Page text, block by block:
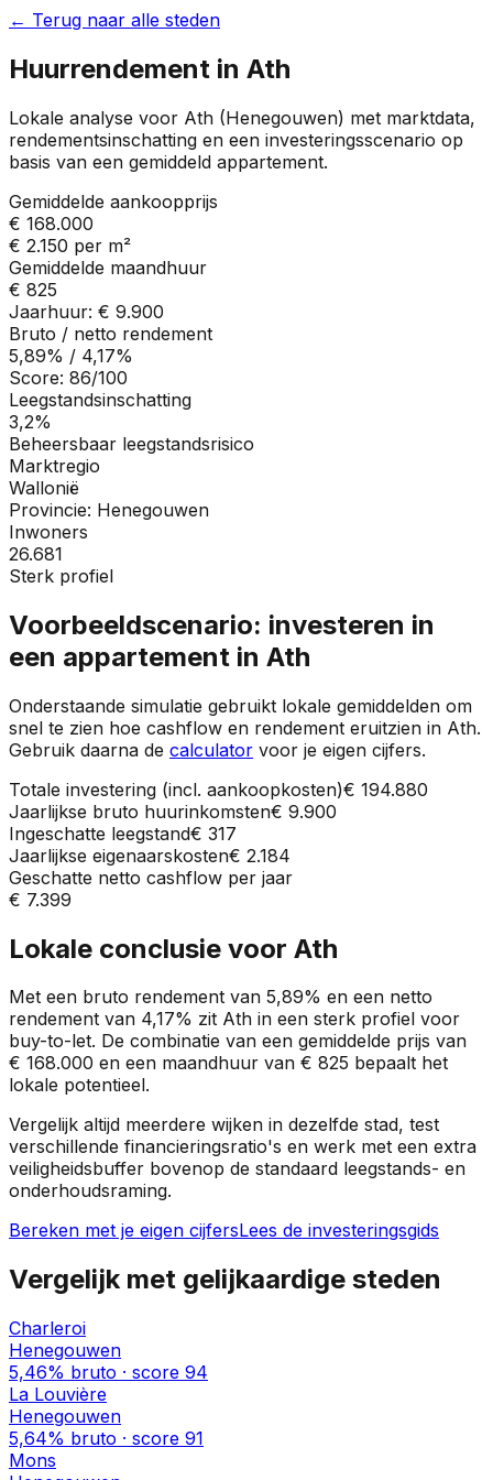
← Terug naar alle steden
Huurrendement in Ath
Lokale analyse voor Ath (Henegouwen) met marktdata,
rendementsinschatting en een investeringsscenario op
basis van een gemiddeld appartement.
Gemiddelde aankoopprijs
€ 168.000
€ 2.150 per m²
Gemiddelde maandhuur
€ 825
Jaarhuur: € 9.900
Bruto / netto rendement
5,89% / 4,17%
Score: 86/100
Leegstandsinschatting
3,2%
Beheersbaar leegstandsrisico
Marktregio
Wallonië
Provincie: Henegouwen
Inwoners
26.681
Sterk profiel
Voorbeeldscenario: investeren in
een appartement in Ath
Onderstaande simulatie gebruikt lokale gemiddelden om
snel te zien hoe cashflow en rendement eruitzien in Ath.
Gebruik daarna de calculator voor je eigen cijfers.
Totale investering (incl. aankoopkosten)€ 194.880
Jaarlijkse bruto huurinkomsten€ 9.900
Ingeschatte leegstand€ 317
Jaarlijkse eigenaarskosten€ 2.184
Geschatte netto cashflow per jaar
€ 7.399
Lokale conclusie voor Ath
Met een bruto rendement van 5,89% en een netto
rendement van 4,17% zit Ath in een sterk profiel voor
buy-to-let. De combinatie van een gemiddelde prijs van
€ 168.000 en een maandhuur van € 825 bepaalt het
lokale potentieel.
Vergelijk altijd meerdere wijken in dezelfde stad, test
verschillende financieringsratio's en werk met een extra
veiligheidsbuffer bovenop de standaard leegstands- en
onderhoudsraming.
Bereken met je eigen cijfersLees de investeringsgids
Vergelijk met gelijkaardige steden
Charleroi
Henegouwen
5,46% bruto · score 94
La Louvière
Henegouwen
5,64% bruto · score 91
Mons